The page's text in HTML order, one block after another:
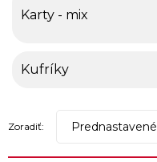
Karty - mix
Kufríky
Zoradiť: Prednastavené